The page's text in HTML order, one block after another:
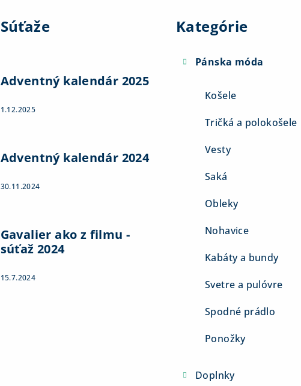
Súťaže
Adventný kalendár 2025
1.12.2025
Adventný kalendár 2024
30.11.2024
Gavalier ako z filmu -
súťaž 2024
15.7.2024
Kategórie
Pánska móda
Košele
Tričká a polokošele
Vesty
Saká
Obleky
Nohavice
Kabáty a bundy
Svetre a pulóvre
Spodné prádlo
Ponožky
Doplnky